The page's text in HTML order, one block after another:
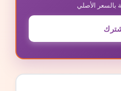
بالسعر الأصلي